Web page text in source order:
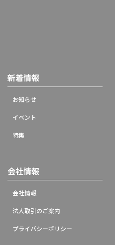
新着情報
お知らせ
イベント
特集
会社情報
会社情報
法人取引のご案内
プライバシーポリシー